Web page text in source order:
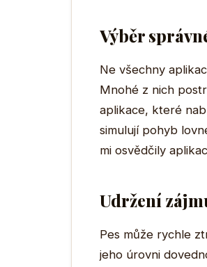
Výběr
Ne všechny
Mnohé z nich
aplikace, které
simulují pohyb
mi osvědčily
Udržení
Pes může rychle
jeho úrovni